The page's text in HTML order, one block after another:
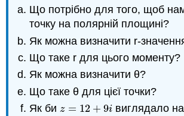
Що потрібно для того, щоб
точку на полярній площині?
Як можна визначити r-
Що таке r для цього моменту?
Як можна визначити θ?
Що таке θ для цієї точки?
Як би z = 12 + 9i
z =12+ 9i
виглядало